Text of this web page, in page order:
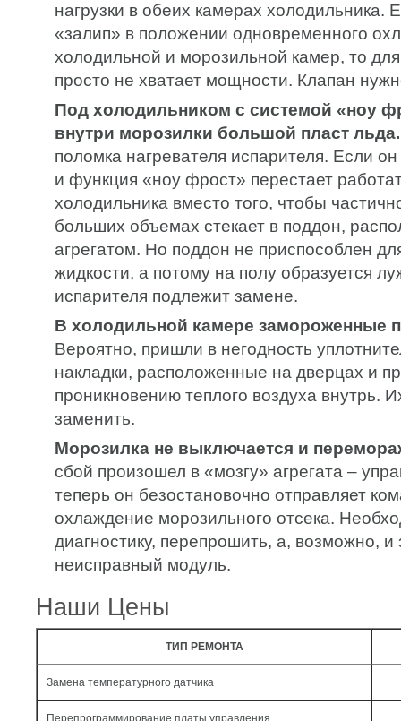
нагрузки в обеих камерах холодильника.
«залип» в положении одновременного
холодильной и морозильной камер, то
просто не хватает мощности. Клапан
Под холодильником с системой «ноу
внутри морозилки большой пласт льда.
поломка нагревателя испарителя. Если
и функция «ноу фрост» перестает
холодильника вместо того, чтобы
больших объемах стекает в поддон,
агрегатом. Но поддон не приспособлен
жидкости, а потому на полу образуется
испарителя подлежит замене.
В холодильной камере замороженные
Вероятно, пришли в негодность
накладки, расположенные на дверцах и
проникновению теплого воздуха внутрь.
заменить.
Морозилка не выключается и
сбой произошел в «мозгу» агрегата –
теперь он безостановочно отправляет
охлаждение морозильного отсека.
диагностику, перепрошить, а, возможно, и
неисправный модуль.
Наши Цены
ТИП РЕМОНТА
Замена температурного датчика
Перепрограммирование платы управления